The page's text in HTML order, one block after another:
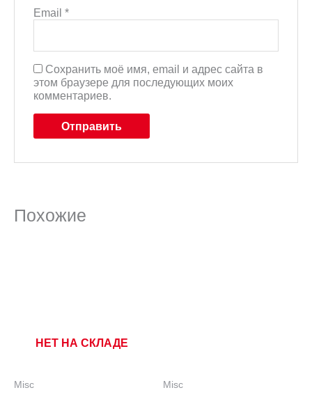
Email*
Сохранить моё имя, email и адрес сайта в
этом браузере для последующих моих
комментариев.
Похожие
НЕТ НА СКЛАДЕ
Misc Misc